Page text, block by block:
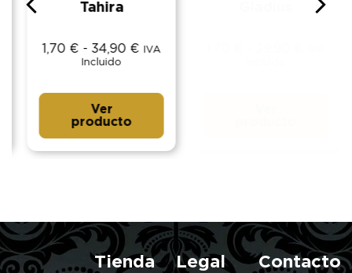
Tahira
1,70€ - 34,90€ IVA
Incluido
Ver
producto
Tienda Legal Contacto